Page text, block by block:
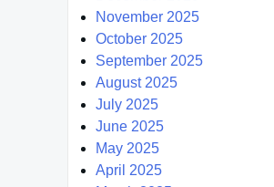
November 2025
October 2025
September 2025
August 2025
July 2025
June 2025
May 2025
April 2025